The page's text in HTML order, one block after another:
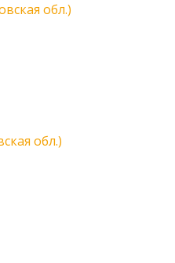
обл.)
обл.)